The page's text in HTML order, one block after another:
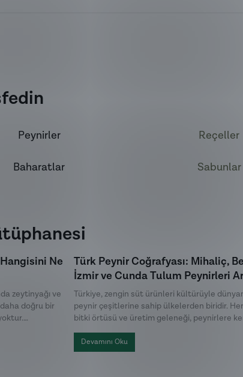
Peynirler Reçeller
Baharatlar Sabunlar
Ne
zeytinyağı ve
daha doğru bir
yöntemi,
Türk Peynir Coğrafyası: Mihaliç,
İzmir ve Cunda Tulum Peynirleri
Farklar
Türkiye, zengin süt ürünleri kültürüyle
peynir çeşitlerine sahip ülkelerden biridir.
bitki örtüsü ve üretim geleneği, peynirlere
karakter kazandırır. Türk peynirleri arasında
peyniri, Bergama Tulum, İzmir Tulum ve
üretim yöntemleri hem de lezzet profilleriyle
Devamını Oku